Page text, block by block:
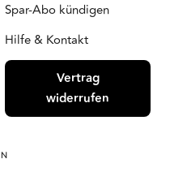
Spar-Abo kündigen
Hilfe & Kontakt
Vertrag
widerrufen